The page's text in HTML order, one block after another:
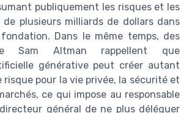
publiquement les risques et les
de plusieurs milliards de dollars dans
Dans le même temps, des
Sam Altman rappellent que
générative peut créer autant
risque pour la vie privée, la sécurité et
ce qui impose au responsable
général de ne plus déléguer